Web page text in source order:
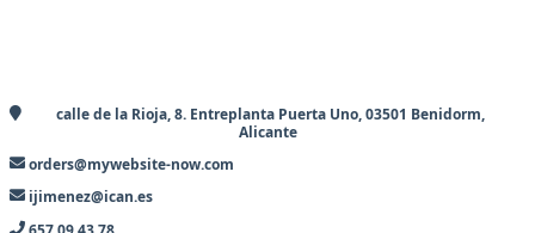
calle de la Rioja, 8. Entreplanta Puerta Uno, 03501 Benidorm,
Alicante
orders@mywebsite-now.com
ijimenez@ican.es